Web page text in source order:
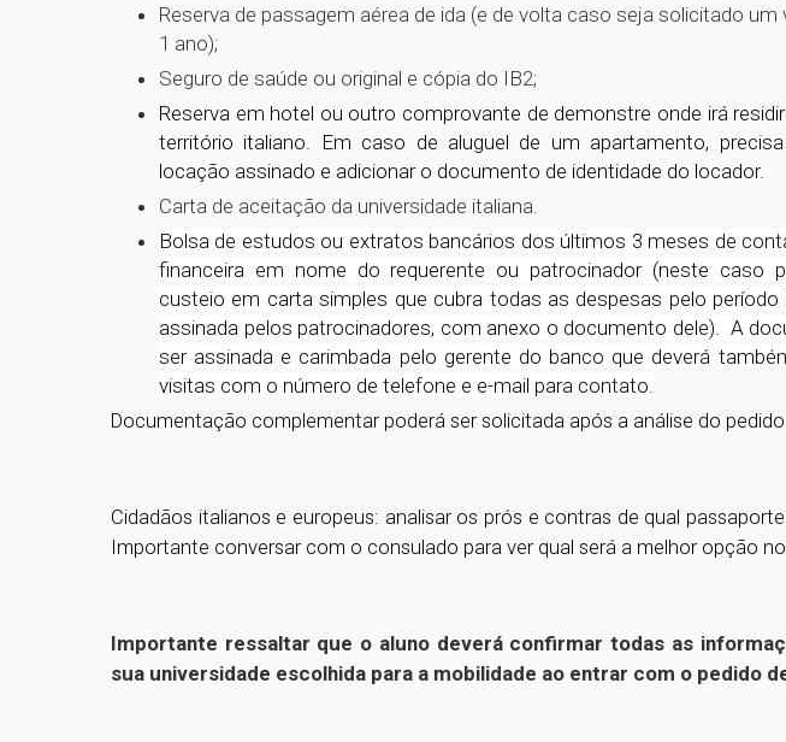
Reserva de passagem aérea de ida (e de volta caso seja solicitado
1 ano);
Seguro de saúde ou original e cópia do IB2;
Reserva em hotel ou outro comprovante de demonstre onde irá
território italiano. Em caso de aluguel de um apartamento,
locação assinado e adicionar o documento de identidade do locador.
Carta de aceitação da universidade italiana.
Bolsa de estudos ou extratos bancários dos últimos 3 meses de
financeira em nome do requerente ou patrocinador (neste caso
custeio em carta simples que cubra todas as despesas pelo período
assinada pelos patrocinadores, com anexo o documento dele). A
ser assinada e carimbada pelo gerente do banco que deverá
visitas com o número de telefone e e-mail para contato.
Documentação complementar poderá ser solicitada após a análise do pedido.
Cidadãos italianos e europeus: analisar os prós e contras de qual
Importante conversar com o consulado para ver qual será a melhor opção no
Importante ressaltar que o aluno deverá confirmar todas as
sua universidade escolhida para a mobilidade ao entrar com o pedido